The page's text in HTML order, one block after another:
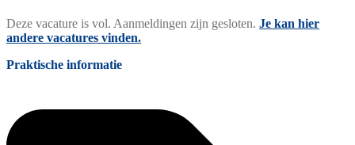
Deze vacature is vol. Aanmeldingen zijn gesloten. Je kan hier
andere vacatures vinden.
Praktische informatie